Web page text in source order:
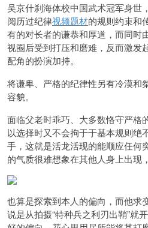
吴京什刹海体校中国武术冠军身世
阅历过纪律视频题材的规则约束和
有的对长者的谦恭和厚道，而同时
视圈后受到打压和磨难，反而激发
配角的扮演加持。
将谦卑、严格的纪律性另有冷漠和
容貌。
面临父老时乖巧、大多数恪守严格
以选择时又不会拘于于基本规则绝
手，这就是活龙活现的能顺应任何
的气质很难想象在其他人身上出现
也算是探索到本人的偏向，而他求
说是从拍摄“特种兵之利刃出鞘”就